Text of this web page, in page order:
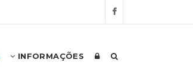
INFORMAÇÕES